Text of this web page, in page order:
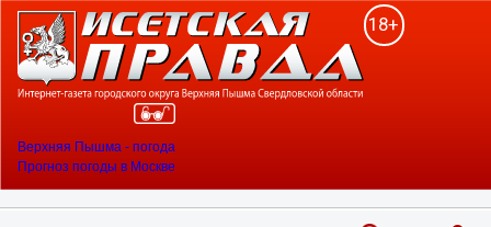
18+
Верхняя Пышма - погода
Прогноз погоды в Москве